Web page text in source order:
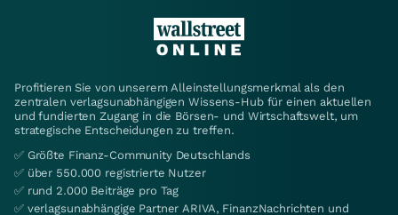
Profitieren Sie von unserem Alleinstellungsmerkmal als den
zentralen verlagsunabhängigen Wissens-Hub für einen aktuellen
und fundierten Zugang in die Börsen- und Wirtschaftswelt, um
strategische Entscheidungen zu treffen.
✅ Größte Finanz-Community Deutschlands
✅ über 550.000 registrierte Nutzer
✅ rund 2.000 Beiträge pro Tag
✅ verlagsunabhängige Partner ARIVA, FinanzNachrichten und